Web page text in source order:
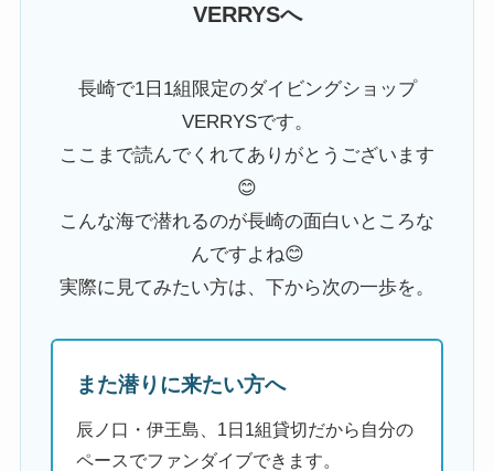
VERRYSへ
長崎で1日1組限定のダイビングショップ
VERRYSです。
ここまで読んでくれてありがとうございます
😊
こんな海で潜れるのが長崎の面白いところな
んですよね😊
実際に見てみたい方は、下から次の一歩を。
また潜りに来たい方へ
辰ノ口・伊王島、1日1組貸切だから自分の
ペースでファンダイブできます。